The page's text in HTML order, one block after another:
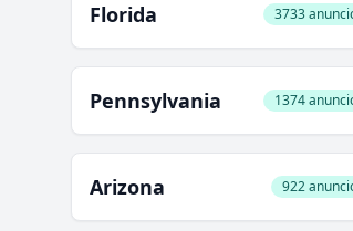
Florida 3733
Pennsylvania 1374
Arizona 922